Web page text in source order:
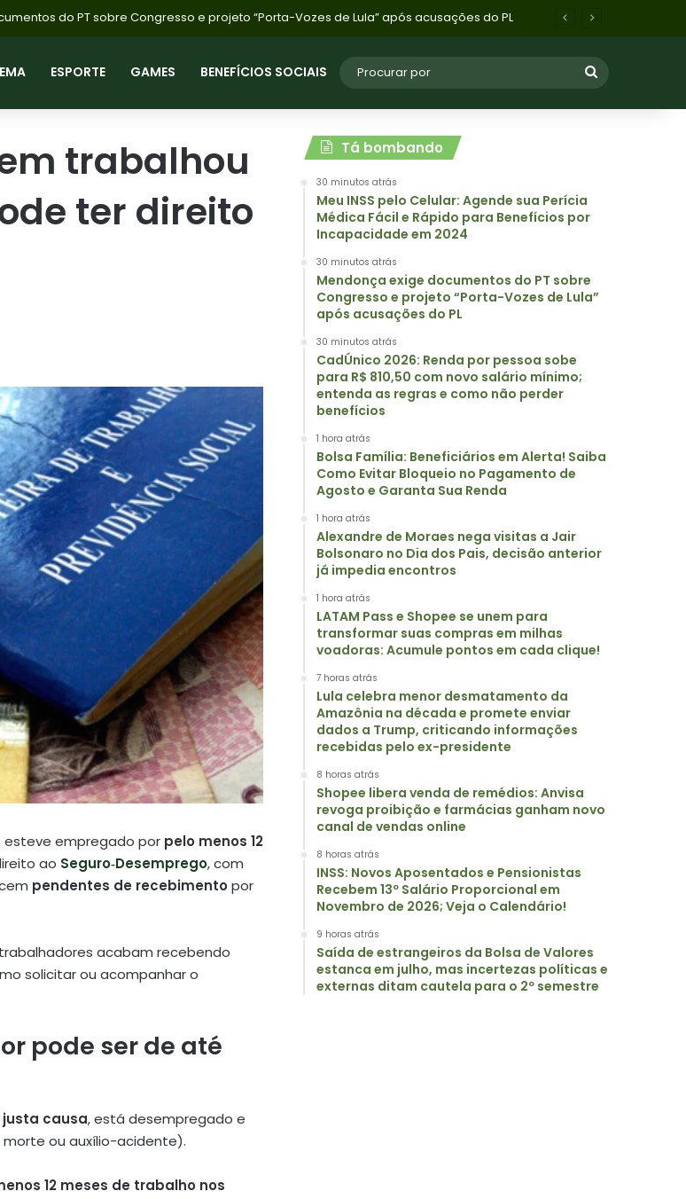
ESPORTE GAMES BENEFÍCIOS SOCIAIS
trabalhou
ter direito
esteve empregado por pelo menos 12
ao Seguro‑Desemprego, com
pendentes de recebimento por
acabam recebendo
solicitar ou acompanhar o
pode ser de até
justa causa, está desempregado e
ou auxílio-acidente).
12 meses de trabalho nos
Tá bombando
30 minutos atrás
Meu INSS pelo Celular: Agende sua Perícia
Médica Fácil e Rápido para Benefícios por
Incapacidade em 2024
30 minutos atrás
Mendonça exige documentos do PT sobre
Congresso e projeto “Porta-Vozes de Lula”
após acusações do PL
30 minutos atrás
CadÚnico 2026: Renda por pessoa sobe
para R$ 810,50 com novo salário mínimo;
entenda as regras e como não perder
benefícios
1 hora atrás
Bolsa Família: Beneficiários em Alerta! Saiba
Como Evitar Bloqueio no Pagamento de
Agosto e Garanta Sua Renda
1 hora atrás
Alexandre de Moraes nega visitas a Jair
Bolsonaro no Dia dos Pais, decisão anterior
já impedia encontros
1 hora atrás
LATAM Pass e Shopee se unem para
transformar suas compras em milhas
voadoras: Acumule pontos em cada clique!
7 horas atrás
Lula celebra menor desmatamento da
Amazônia na década e promete enviar
dados a Trump, criticando informações
recebidas pelo ex-presidente
8 horas atrás
Shopee libera venda de remédios: Anvisa
revoga proibição e farmácias ganham novo
canal de vendas online
8 horas atrás
INSS: Novos Aposentados e Pensionistas
Recebem 13º Salário Proporcional em
Novembro de 2026; Veja o Calendário!
9 horas atrás
Saída de estrangeiros da Bolsa de Valores
estanca em julho, mas incertezas políticas e
externas ditam cautela para o 2º semestre